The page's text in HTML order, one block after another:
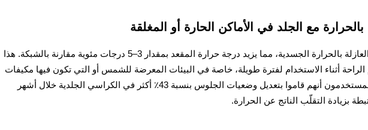
مع الجلد في الأماكن الحارة أو المغلقة
تحتفظ خصائص الجلد العازلة بالحرارة الجسدية، مما يزيد درجة حرارة المقعد بمقدار 3–5 درجات مئوية مقارنة بالشبكة. هذا
أثناء الاستخدام لفترة طويلة، خاصة في البيئات المعرضة للشمس أو التي تكون فيها مكيفات
الهواء محدودة. وذكر المستخدمون أنهم قاموا بتعديل وضعيات الجلوس بنسبة 43٪ أكثر في الكراسي الجلدية خلال أشهر
بزيادة التقلّب الناتج عن الحرارة.